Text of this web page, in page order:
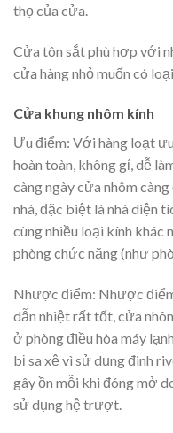
thọ của cửa.
Cửa tôn sắt phù hợp với
cửa hàng nhỏ muốn có
Cửa khung nhôm kính
Ưu điểm: Với hàng loạt
hoàn toàn, không gỉ, dễ
càng ngày cửa nhôm
nhà, đặc biệt là nhà diện
cùng nhiều loại kính khác
phòng chức năng (như
Nhược điểm: Nhược
dẫn nhiệt rất tốt, cửa
ở phòng điều hòa máy
bị sa xệ vì sử dụng đinh
gây ồn mỗi khi đóng mở
sử dụng hệ trượt.